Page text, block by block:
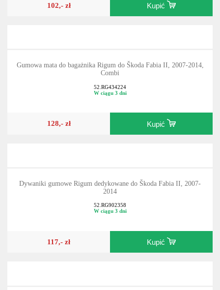
102,- zł Kupić
Gumowa mata do bagażnika Rigum do Škoda Fabia II, 2007-2014,
Combi
52.RG434224
W ciągu 3 dni
128,- zł Kupić
Dywaniki gumowe Rigum dedykowane do Škoda Fabia II, 2007-
2014
52.RG902358
W ciągu 3 dni
117,- zł Kupić